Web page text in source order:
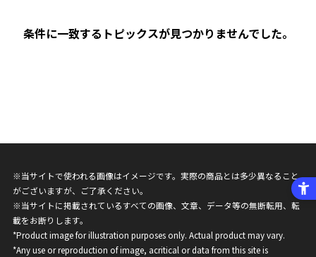
条件に一致するトピックスが見つかりませんでした。
※当サイトで使われる画像はイメージです。実際の商品とは多少異なること
がございますが、ご了承ください。
※当サイトに掲載されているすべての画像、文章、データ等の無断転用、転
載をお断りします。
*Product image for illustration purposes only. Actual product may vary.
*Any use or reproduction of image, acritical or data from this site is